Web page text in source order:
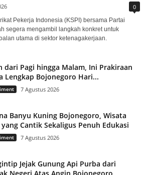
0
Pekerja Indonesia (KSPI) bersama Partai
segera mengambil langkah konkret untuk
utama di sektor ketenagakerjaan.
dari Pagi hingga Malam, Ini Prakiraan
Lengkap Bojonegoro Hari...
7 Agustus 2026
Banyu Kuning Bojonegoro, Wisata
Cantik Sekaligus Penuh Edukasi
7 Agustus 2026
Jejak Gunung Api Purba dari